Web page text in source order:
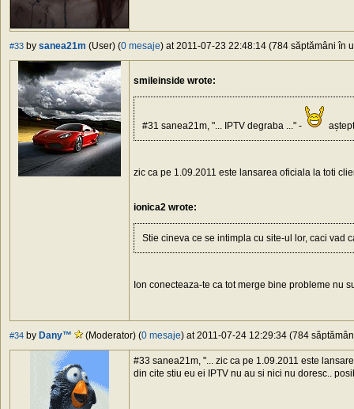
#33 by sanea21m (User) (0 mesaje) at 2011-07-23 22:48:14 (784 săptămâni în
smileinside wrote:
#31 sanea21m, "... IPTV degraba ..." -
zic ca pe 1.09.2011 este lansarea oficiala la toti
ionica2 wrote:
Stie cineva ce se intimpla cu site-ul lor, caci vad
Ion conecteaza-te ca tot merge bine probleme nu
#34 by Dany™ (Moderator) (0 mesaje) at 2011-07-24 12:29:34 (784
#33 sanea21m, "... zic ca pe 1.09.2011 este
din cite stiu eu ei IPTV nu au si nici nu doresc..